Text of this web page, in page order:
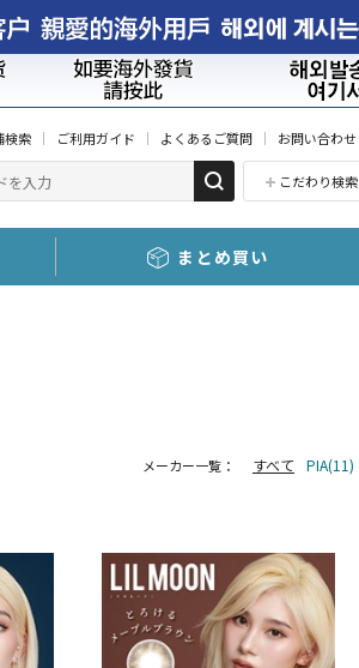
検索 ご利用ガイド よくあるご質問 お問い合わせ
こだわり検索
まとめ買い
メーカー一覧： すべて PIA(11)